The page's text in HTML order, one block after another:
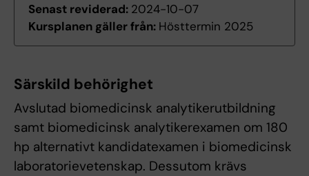
Senast reviderad: 2024-10-07
Kursplanen gäller från: Hösttermin 2025
Särskild behörighet
Avslutad biomedicinsk analytikerutbildning
samt biomedicinsk analytikerexamen om 180
hp alternativt kandidatexamen i biomedicinsk
laboratorievetenskap. Dessutom krävs